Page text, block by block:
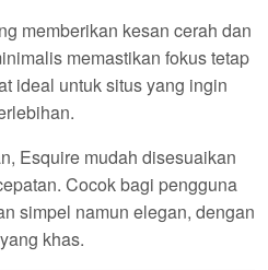
memberikan kesan cerah dan
memastikan fokus tetap
ideal untuk situs yang ingin
Esquire mudah disesuaikan
Cocok bagi pengguna
simpel namun elegan, dengan
yang khas.